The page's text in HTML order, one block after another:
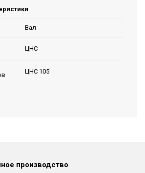
Вал
ЦНС
ЦНС 105
производство